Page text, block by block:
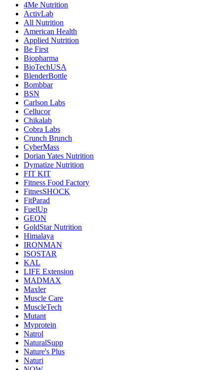
4Me Nutrition
ActivLab
All Nutrition
American Health
Applied Nutrition
Be First
Biopharma
BioTechUSA
BlenderBottle
Bombbar
BSN
Carlson Labs
Cellucor
Chikalab
Cobra Labs
Crunch Brunch
CyberMass
Dorian Yates Nutrition
Dymatize Nutrition
FIT KIT
Fitness Food Factory
FitnesSHOCK
FitParad
FuelUp
GEON
GoldStar Nutrition
Himalaya
IRONMAN
ISOSTAR
KAL
LIFE Extension
MADMAX
Maxler
Muscle Care
MuscleTech
Mutant
Myprotein
Natrol
NaturalSupp
Nature's Plus
Naturi